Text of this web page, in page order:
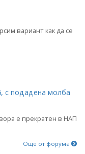
вариант как да се
с подадена молба
е прекратен в НАП
Още от форума